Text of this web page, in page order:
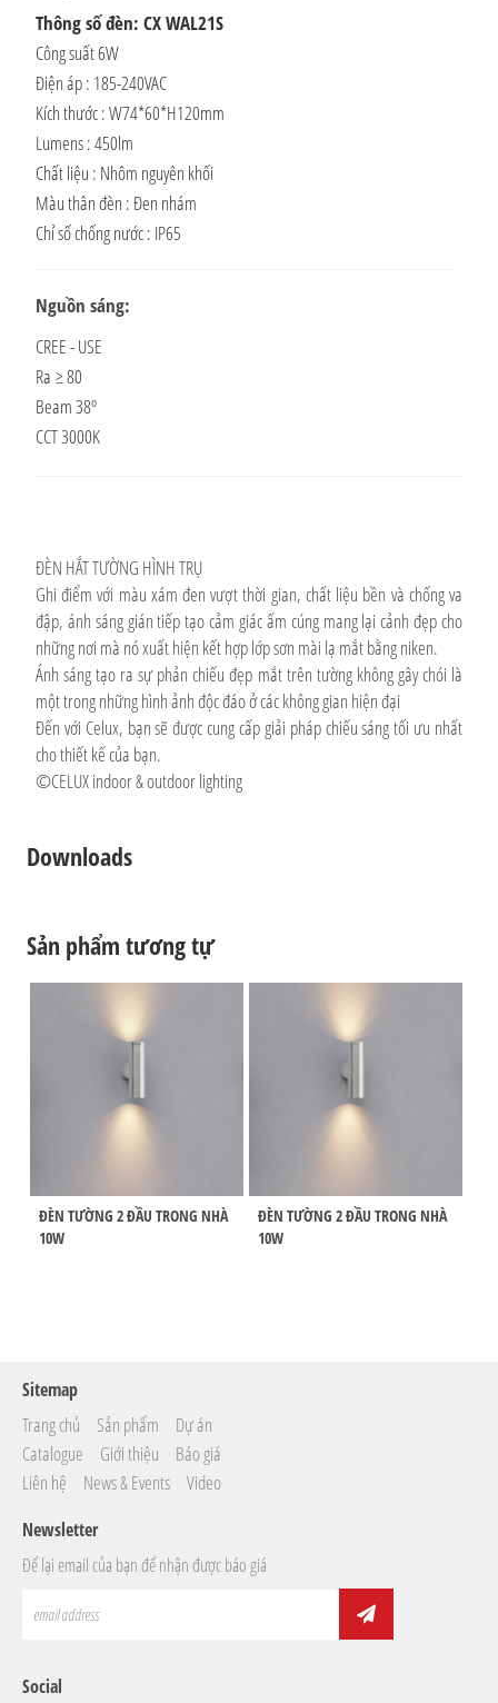
Thông số đèn: CX WAL21S
Công suất 6W
Điện áp : 185-240VAC
Kích thước : W74*60*H120mm
Lumens : 450lm
Chất liệu : Nhôm nguyên khối
Màu thân đèn : Đen nhám
Chỉ số chống nước : IP65
Nguồn sáng:
CREE - USE
Ra ≥ 80
Beam 38º
CCT 3000K
ĐÈN HẮT TƯỜNG HÌNH TRỤ
Ghi điểm với màu xám đen vượt thời gian, chất liệu bền và chống va
đập, ánh sáng gián tiếp tạo cảm giác ấm cúng mang lại cảnh đẹp cho
những nơi mà nó xuất hiện kết hợp lớp sơn mài lạ mắt bằng niken.
Ánh sáng tạo ra sự phản chiếu đẹp mắt trên tường không gây chói là
một trong những hình ảnh độc đáo ở các không gian hiện đại
Đến với Celux, bạn sẽ được cung cấp giải pháp chiếu sáng tối ưu nhất
cho thiết kế của bạn.
©CELUX indoor & outdoor lighting
Downloads
Sản phẩm tương tự
ĐÈN TƯỜNG 2 ĐẦU TRONG NHÀ
10W
ĐÈN TƯỜNG 2 ĐẦU TRONG NHÀ
10W
Sitemap
Trang chủ Sản phẩm
Dự án
Catalogue
Giới thiệu
Báo giá
Liên hệ
News & Events Video
Newsletter
Để lại email của bạn để nhận được báo giá
Social